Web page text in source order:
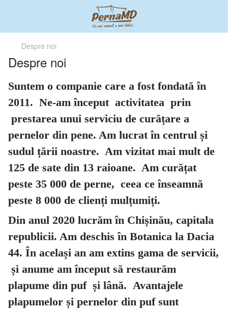
Despre noi
Despre noi
Suntem o companie care a fost fondată în
2011. Ne-am început activitatea prin
prestarea unui serviciu de curățare a
pernelor din pene. Am lucrat în centrul și
sudul țării noastre. Am vizitat mai mult de
125 de sate din 13 raioane. Am curățat
peste 35 000 de perne, ceea ce înseamnă
peste 8 000 de clienți mulțumiți.
Din anul 2020 lucrăm în Chișinău, capitala
republicii. Am deschis în Botanica la Dacia
44. În același an am extins gama de servicii,
și anume am început să restaurăm
plapume din puf și lână. Avantajele
plapumelor și pernelor din puf sunt